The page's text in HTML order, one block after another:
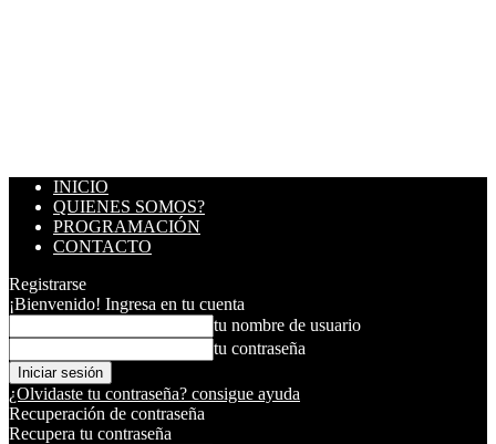
INICIO
QUIENES SOMOS?
PROGRAMACIÓN
CONTACTO
Registrarse
¡Bienvenido! Ingresa en tu cuenta
tu nombre de usuario
tu contraseña
¿Olvidaste tu contraseña? consigue ayuda
Recuperación de contraseña
Recupera tu contraseña